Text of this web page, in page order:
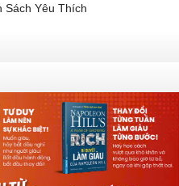
Sách Yêu Thích